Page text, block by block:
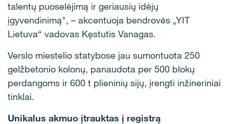
talentų puoselėjimą ir geriausių idėjų
įgyvendinimą", – akcentuoja bendrovės „YIT
Lietuva“ vadovas Kęstutis Vanagas.
Verslo miestelio statybose jau sumontuota 250
gelžbetonio kolonų, panaudota per 500 blokų
perdangoms ir 600 t plieninių sijų, įrengti inžineriniai
tinklai.
Unikalus akmuo įtrauktas į registrą